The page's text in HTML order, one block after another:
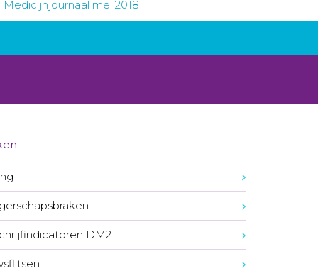
Medicijnjournaal mei 2018
DM2